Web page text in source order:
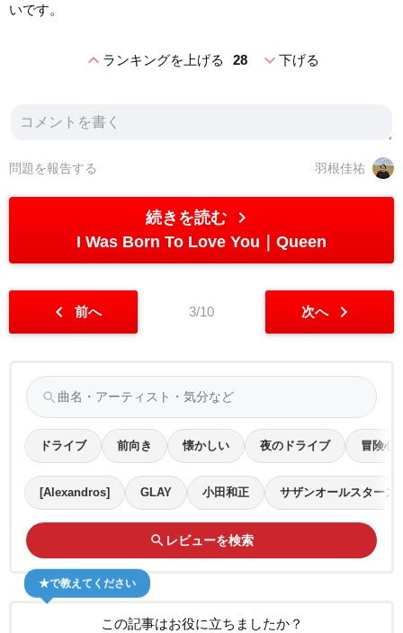
いです。
expand_lessランキングを上げる 28 expand_more下げる
羽根佳祐
問題を報告する
続きを読む chevron_right
I Was Born To Love You Queen
chevron_left 前へ 3/10 次へ chevron_right
search
ドライブ 前向き 懐かしい 夜のドライブ 冒険心
[Alexandros] GLAY 小田和正 サザンオールスターズ
search レビューを検索
この記事はお役に立ちましたか？
★で教えてください